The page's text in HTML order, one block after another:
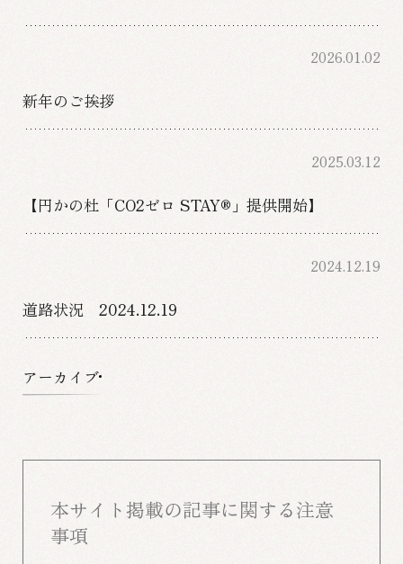
2026.01.02
新年のご挨拶
2025.03.12
【円かの杜「CO2ゼロ STAY®」提供開始】
2024.12.19
道路状況 2024.12.19
アーカイブ
本サイト掲載の記事に関する注意
事項